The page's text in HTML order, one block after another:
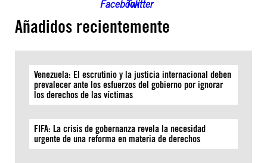
Añadidos recientemente
Venezuela: El escrutinio y la justicia internacional deben
prevalecer ante los esfuerzos del gobierno por ignorar
los derechos de las víctimas
FIFA: La crisis de gobernanza revela la necesidad
urgente de una reforma en materia de derechos